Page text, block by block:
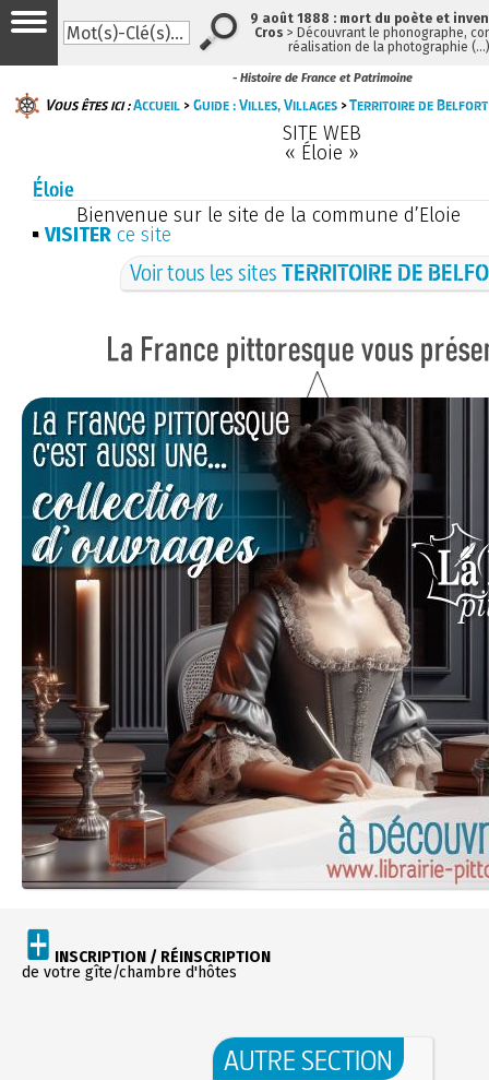
- Histoire de France et Patrimoine
Vous êtes ici :Accueil >Guide : Villes, Villages >Territoire de Belfort
SITE WEB
« Éloie »
Éloie
Bienvenue sur le site de la commune d’Eloie
VISITER ce site
Voir tous les sitesTERRITOIRE DE
INSCRIPTION / RÉINSCRIPTION
de votre gîte/chambre d'hôtes
AUTRE SECTION
9 août 1888 : mort du poète et
Cros > Découvrant le phonographe,
réalisation de la photographie